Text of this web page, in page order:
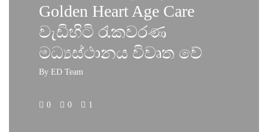
Golden Heart Age Care
වැඩිහිටි රැකවරණ
මධ්‍යස්ථානය විවෘත වේ
By ED Team
0 0 1